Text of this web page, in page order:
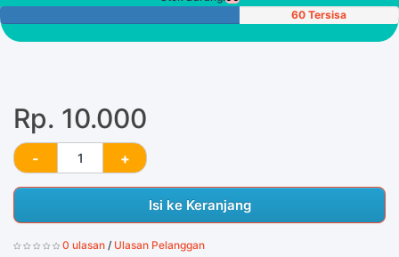
60 Tersisa
Rp. 10.000
Isi ke Keranjang
0 ulasan / Ulasan Pelanggan